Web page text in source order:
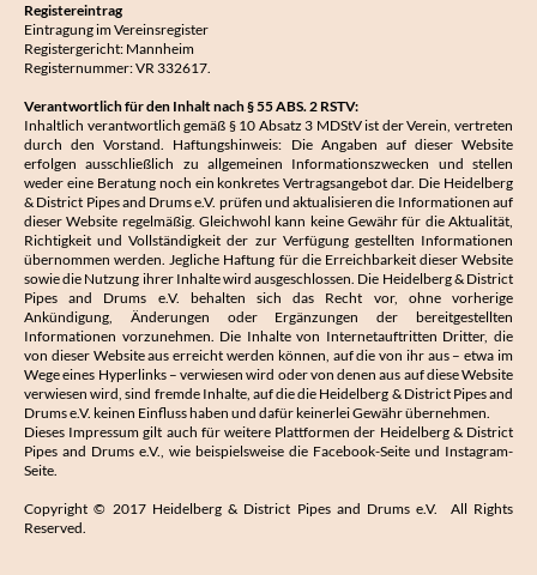
Registereintrag
Eintragung im Vereinsregister
Registergericht: Mannheim
Registernummer: VR 332617.
Verantwortlich für den Inhalt nach § 55 ABS. 2 RSTV:
Inhaltlich verantwortlich gemäß § 10 Absatz 3 MDStV ist der Verein, vertreten
durch den Vorstand. Haftungshinweis: Die Angaben auf dieser Website
erfolgen ausschließlich zu allgemeinen Informationszwecken und stellen
weder eine Beratung noch ein konkretes Vertragsangebot dar. Die Heidelberg
& District Pipes and Drums e.V. prüfen und aktualisieren die Informationen auf
dieser Website regelmäßig. Gleichwohl kann keine Gewähr für die Aktualität,
Richtigkeit und Vollständigkeit der zur Verfügung gestellten Informationen
übernommen werden. Jegliche Haftung für die Erreichbarkeit dieser Website
sowie die Nutzung ihrer Inhalte wird ausgeschlossen. Die Heidelberg & District
Pipes and Drums e.V. behalten sich das Recht vor, ohne vorherige
Ankündigung, Änderungen oder Ergänzungen der bereitgestellten
Informationen vorzunehmen. Die Inhalte von Internetauftritten Dritter, die
von dieser Website aus erreicht werden können, auf die von ihr aus – etwa im
Wege eines Hyperlinks – verwiesen wird oder von denen aus auf diese Website
verwiesen wird, sind fremde Inhalte, auf die die Heidelberg & District Pipes and
Drums e.V. keinen Einfluss haben und dafür keinerlei Gewähr übernehmen.
Dieses Impressum gilt auch für weitere Plattformen der Heidelberg & District
Pipes and Drums e.V., wie beispielsweise die Facebook-Seite und Instagram-
Seite.
Copyright © 2017 Heidelberg & District Pipes and Drums e.V. All Rights
Reserved.